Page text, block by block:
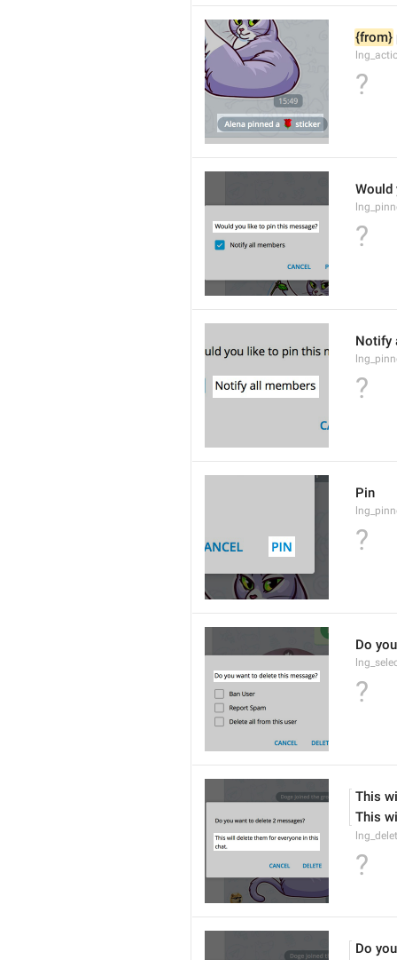
{from}
?
Would
?
Notify
?
Pin
?
Do
?
This
This
?
Do